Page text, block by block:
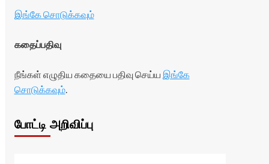
இங்கே சொடுக்கவும்
கதைப்பதிவு
நீங்கள் எழுதிய கதையை பதிவு செய்ய இங்கே
சொடுக்கவும்.
போட்டி அறிவிப்பு